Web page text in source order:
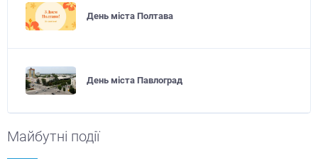
День міста Полтава
День міста Павлоград
Майбутні події